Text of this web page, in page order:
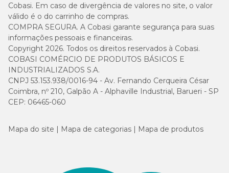
Cobasi. Em caso de divergência de valores no site, o valor
válido é o do carrinho de compras.
COMPRA SEGURA. A Cobasi garante segurança para suas
informações pessoais e financeiras.
Copyright 2026. Todos os direitos reservados à Cobasi.
COBASI COMÉRCIO DE PRODUTOS BÁSICOS E
INDUSTRIALIZADOS S.A.
CNPJ 53.153.938/0016-94 - Av. Fernando Cerqueira César
Coimbra, nº 210, Galpão A - Alphaville Industrial, Barueri - SP
CEP: 06465-060
Mapa do site Mapa de categorias Mapa de produtos